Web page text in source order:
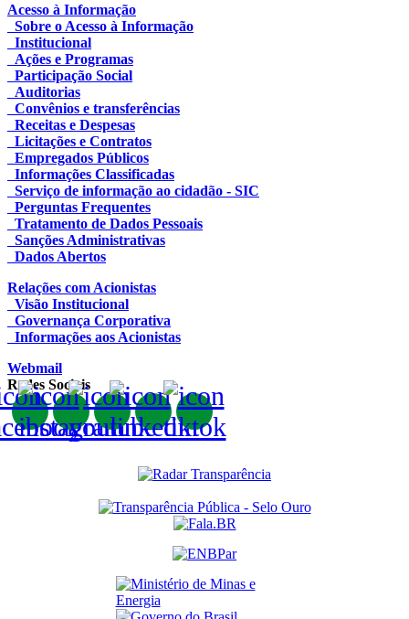
Acesso à Informação
Sobre o Acesso à Informação
Institucional
Ações e Programas
Participação Social
Auditorias
Convênios e transferências
Receitas e Despesas
Licitações e Contratos
Empregados Públicos
Informações Classificadas
Serviço de informação ao cidadão - SIC
Perguntas Frequentes
Tratamento de Dados Pessoais
Sanções Administrativas
Dados Abertos
Relações com Acionistas
Visão Institucional
Governança Corporativa
Informações aos Acionistas
Webmail
Redes Sociais